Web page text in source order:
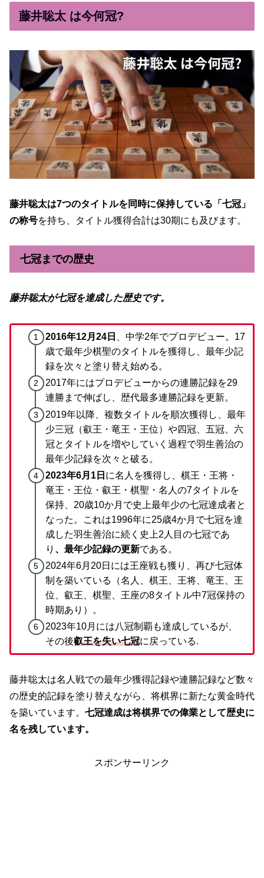
藤井聡太 は今何冠?
藤井聡太は7つのタイトルを同時に保持している「七冠」
の称号を持ち、タイトル獲得合計は30期にも及びます。
七冠までの歴史
藤井聡太が七冠を達成した歴史です。
2016年12月24日
、中学2年でプロデビュー。17
歳で最年少棋聖のタイトルを獲得し、最年少記
録を次々と塗り替え始める。
2017年にはプロデビューからの連勝記録を29
連勝まで伸ばし、歴代最多連勝記録を更新。
2019年以降、複数タイトルを順次獲得し、最年
少三冠（叡王・竜王・王位）や四冠、五冠、六
冠とタイトルを増やしていく過程で羽生善治の
最年少記録を次々と破る。
2023年6月1日 に名人を獲得し、棋王・王将・
竜王・王位・叡王・棋聖・名人の7タイトルを
保持、20歳10か月で史上最年少の七冠達成者と
なった。これは1996年に25歳4か月で七冠を達
成した羽生善治に続く史上2人目の七冠であ
り 、最年少記録の更新である。
2024年6月20日には王座戦も獲り、再び七冠体
制を築いている（名人、棋王、王将、竜王、王
位、叡王、棋聖、王座の8タイトル中7冠保持の
時期あり）。
2023年10月には八冠制覇も達成しているが、
その後叡王を失い七冠に戻っている.
藤井聡太は名人戦での最年少獲得記録や連勝記録など数々
の歴史的記録を塗り替えながら、将棋界に新たな黄金時代
を築いています。 七冠達成は将棋界での偉業として歴史に
名を残しています。
スポンサーリンク